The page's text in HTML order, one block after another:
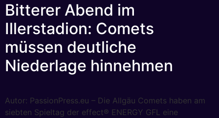
Bitterer Abend im
Illerstadion: Comets
müssen deutliche
Niederlage hinnehmen
Autor: PassionPress.eu – Die Allgäu Comets haben am
siebten Spieltag der effect® ENERGY GFL eine